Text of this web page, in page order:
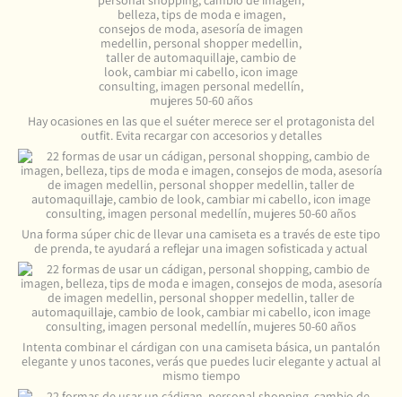
Hay ocasiones en las que el suéter merece ser el protagonista del
outfit. Evita recargar con accesorios y detalles
Una forma súper chic de llevar una camiseta es a través de este tipo
de prenda, te ayudará a reflejar una imagen sofisticada y actual
Intenta combinar el cárdigan con una camiseta básica, un pantalón
elegante y unos tacones, verás que puedes lucir elegante y actual al
mismo tiempo